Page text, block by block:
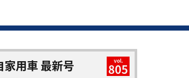
家用車 最新号 vol.
805